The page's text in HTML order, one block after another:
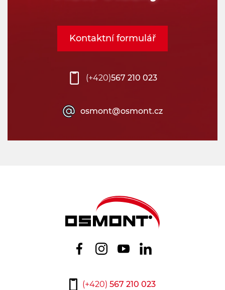
(+420)567 210 023
osmont@osmont.cz
Kontaktní formulář
(+420) 567 210 023